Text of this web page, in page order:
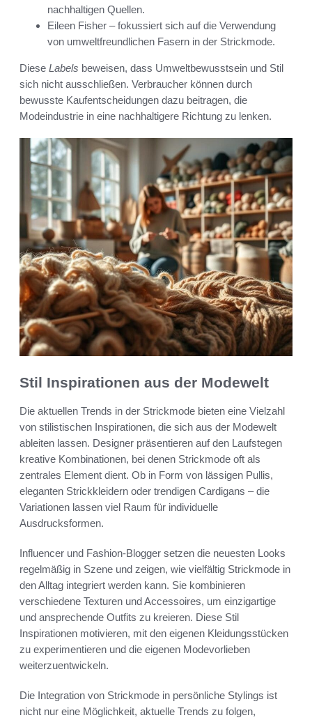
nachhaltigen Quellen.
Eileen Fisher – fokussiert sich auf die Verwendung
von umweltfreundlichen Fasern in der Strickmode.
Diese Labels beweisen, dass Umweltbewusstsein und Stil
sich nicht ausschließen. Verbraucher können durch
bewusste Kaufentscheidungen dazu beitragen, die
Modeindustrie in eine nachhaltigere Richtung zu lenken.
Stil Inspirationen aus der Modewelt
Die aktuellen Trends in der Strickmode bieten eine Vielzahl
von stilistischen Inspirationen, die sich aus der Modewelt
ableiten lassen. Designer präsentieren auf den Laufstegen
kreative Kombinationen, bei denen Strickmode oft als
zentrales Element dient. Ob in Form von lässigen Pullis,
eleganten Strickkleidern oder trendigen Cardigans – die
Variationen lassen viel Raum für individuelle
Ausdrucksformen.
Influencer und Fashion-Blogger setzen die neuesten Looks
regelmäßig in Szene und zeigen, wie vielfältig Strickmode in
den Alltag integriert werden kann. Sie kombinieren
verschiedene Texturen und Accessoires, um einzigartige
und ansprechende Outfits zu kreieren. Diese Stil
Inspirationen motivieren, mit den eigenen Kleidungsstücken
zu experimentieren und die eigenen Modevorlieben
weiterzuentwickeln.
Die Integration von Strickmode in persönliche Stylings ist
nicht nur eine Möglichkeit, aktuelle Trends zu folgen,